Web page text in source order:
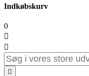
Indkøbskurv
0


